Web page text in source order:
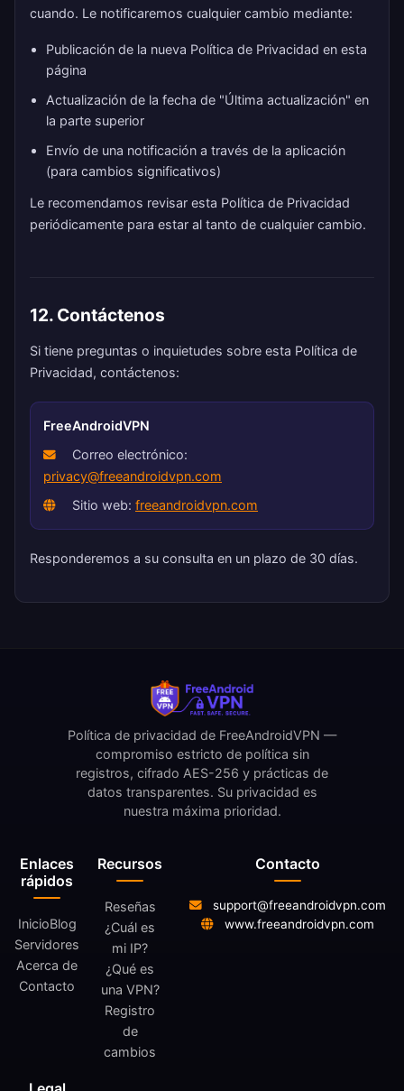
cuando. Le notificaremos cualquier cambio mediante:
Publicación de la nueva Política de Privacidad en esta
página
Actualización de la fecha de "Última actualización" en
la parte superior
Envío de una notificación a través de la aplicación
(para cambios significativos)
Le recomendamos revisar esta Política de Privacidad
periódicamente para estar al tanto de cualquier cambio.
12. Contáctenos
Si tiene preguntas o inquietudes sobre esta Política de
Privacidad, contáctenos:
FreeAndroidVPN
Correo electrónico:
privacy@freeandroidvpn.com
Sitio web: freeandroidvpn.com
Responderemos a su consulta en un plazo de 30 días.
Enlaces
rápidos
InicioBlog
Servidores
Acerca de
Contacto
Recursos
Reseñas
¿Cuál es
mi IP?
¿Qué es
una VPN?
Registro
de
cambios
Política de privacidad de FreeAndroidVPN —
compromiso estricto de política sin
registros, cifrado AES-256 y prácticas de
datos transparentes. Su privacidad es
nuestra máxima prioridad.
Contacto
support@freeandroidvpn.com
www.freeandroidvpn.com